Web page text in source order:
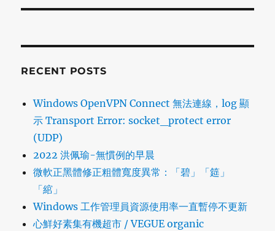
RECENT POSTS
Windows OpenVPN Connect 無法連線，log 顯
示 Transport Error: socket_protect error
(UDP)
2022 洪佩瑜-無慣例的早晨
微軟正黑體修正粗體寬度異常：「碧」「筵」
「綰」
Windows 工作管理員資源使用率一直暫停不更新
心鮮好素集有機超市 / VEGUE organic